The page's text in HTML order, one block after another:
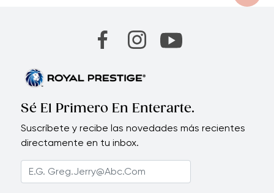
Sé El Primero En Enterarte.
Suscríbete y recibe las novedades más recientes
directamente en tu inbox.